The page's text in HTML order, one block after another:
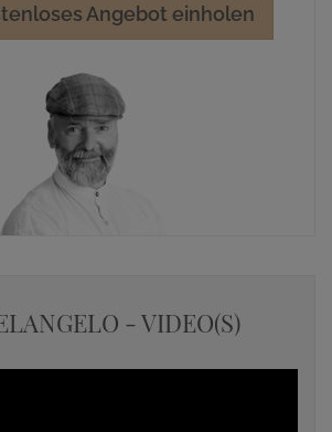
Angebot einholen
- VIDEO(S)